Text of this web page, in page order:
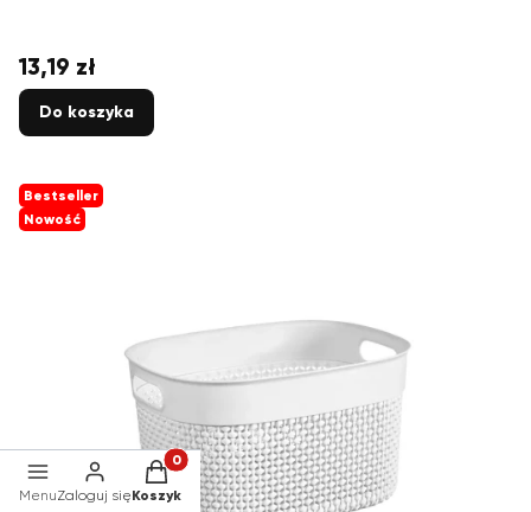
Cena
13,19 zł
Do koszyka
Bestseller
Nowość
MenuZaloguj się
Produkty w koszyku: 0. Zobacz szczegóły
Koszyk